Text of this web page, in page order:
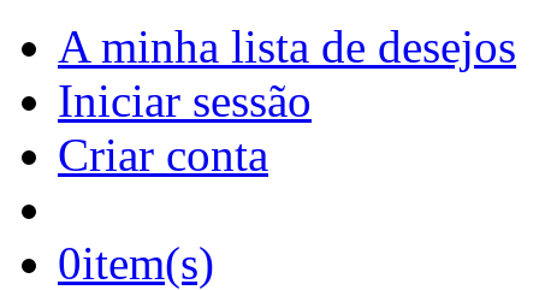
A minha lista de desejos
Iniciar sessão
Criar conta
0item(s)